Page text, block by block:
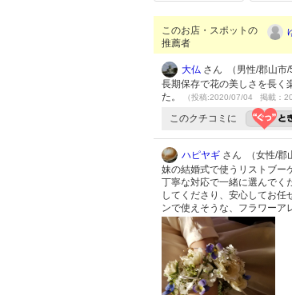
このお店・スポットの
推薦者
大仏 さん （男性/郡山市/
長期保存で花の美しさを長く
た。
（投稿:2020/07/04 掲載：
このクチコミに
ハピヤギ さん （女性/郡
妹の結婚式で使うリストブー
丁寧な対応で一緒に選んでく
してくださり、安心してお
ンで使えそうな、フラワーア